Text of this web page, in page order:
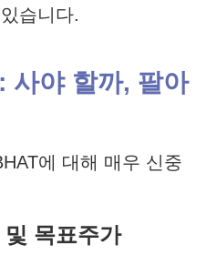
습니다.
사야 할까, 팔아
에 대해 매우 신중
목표주가